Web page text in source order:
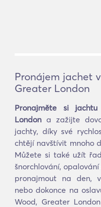
Pronájem jachet
Greater London
Pronajměte si
London a zažijte
jachty, díky své
chtějí navštívit mnoho
Můžete si také užít
šnorchlování,
pronajmout na den,
nebo dokonce na
Wood, Greater